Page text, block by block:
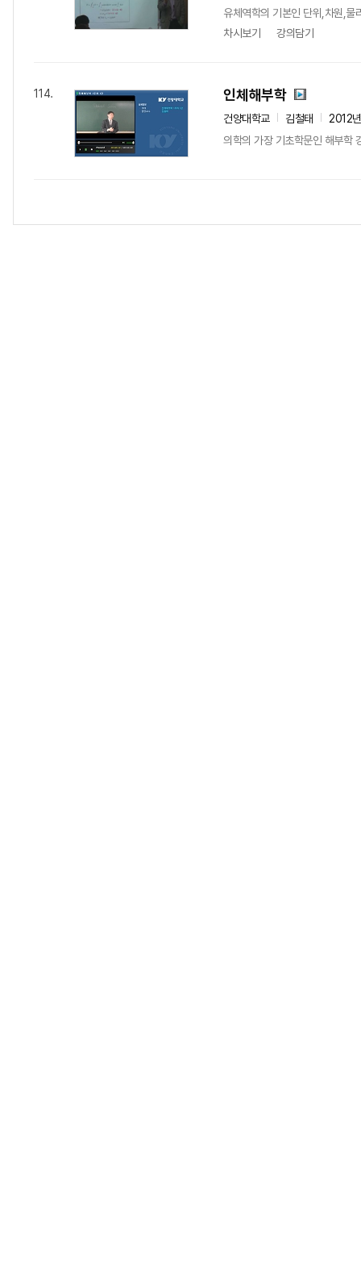
유체역학의 기본인 단위,차원,물
차시보기
강의담기
114. 인체해부학
건양대학교 김철태
2012
의학의 가장 기초학문인 해부학